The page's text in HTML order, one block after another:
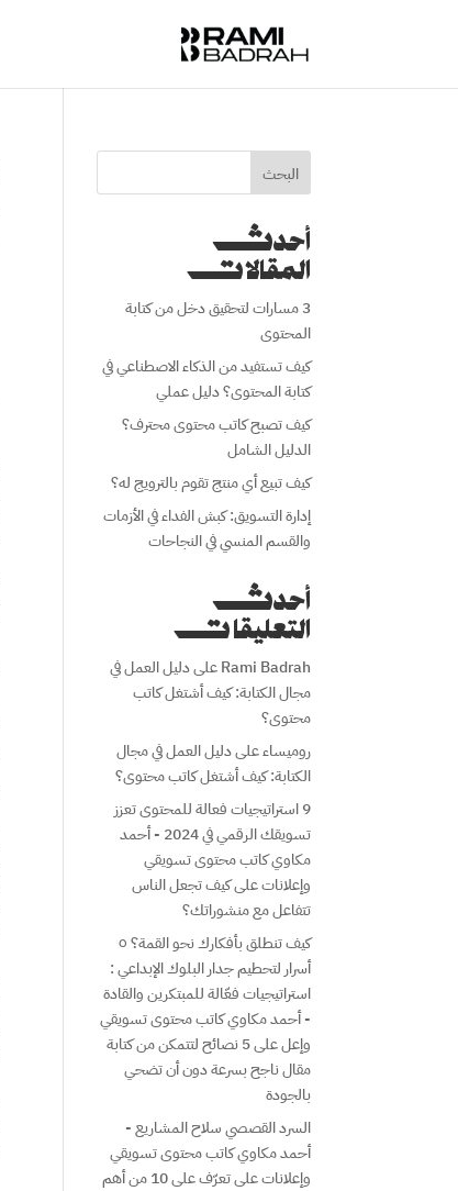
البحث
أحدث
المقالات
3 مسارات لتحقيق دخل من كتابة
المحتوى
كيف تستفيد من الذكاء الاصطناعي في
كتابة المحتوى؟ دليل عملي
كيف تصبح كاتب محتوى محترف؟
الدليل الشامل
كيف تبيع أي منتج تقوم بالترويج له؟
إدارة التسويق: كبش الفداء في الأزمات
والقسم المنسي في النجاحات
أحدث
التعليقات
Rami Badrahعلىدليل العمل في
مجال الكتابة: كيف أشتغل كاتب
محتوى؟
روميساءعلىدليل العمل في مجال
الكتابة: كيف أشتغل كاتب محتوى؟
9 استراتيجيات فعالة للمحتوى تعزز
تسويقك الرقمي في 2024 - أحمد
مكاوي كاتب محتوى تسويقي
وإعلاناتعلىكيف تجعل الناس
تتفاعل مع منشوراتك؟
كيف تنطلق بأفكارك نحو القمة؟ ٥
أسرار لتحطيم جدار البلوك الإبداعي :
استراتيجيات فعّالة للمبتكرين والقادة
- أحمد مكاوي كاتب محتوى تسويقي
وإعلعلى 5 نصائح لتتمكن من كتابة
مقال ناجح بسرعة دون أن تضحي
بالجودة
السرد القصصي سلاح المشاريع -
أحمد مكاوي كاتب محتوى تسويقي
وإعلاناتعلى
تعرّف على 10 من أهم